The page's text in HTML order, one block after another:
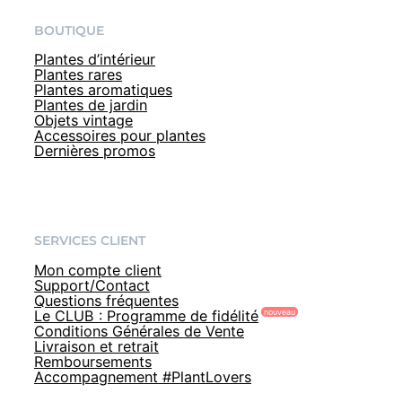
BOUTIQUE
Plantes d’intérieur
Plantes rares
Plantes aromatiques
Plantes de jardin
Objets vintage
Accessoires pour plantes
Dernières promos
SERVICES CLIENT
Mon compte client
Support/Contact
Questions fréquentes
Le CLUB : Programme de fidélité
Conditions Générales de Vente
Livraison et retrait
Remboursements
Accompagnement #PlantLovers